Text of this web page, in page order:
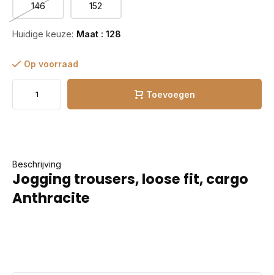
146 152
Huidige keuze: Maat : 128
Op voorraad
Toevoegen
Beschrijving
Jogging trousers, loose fit, cargo
Anthracite